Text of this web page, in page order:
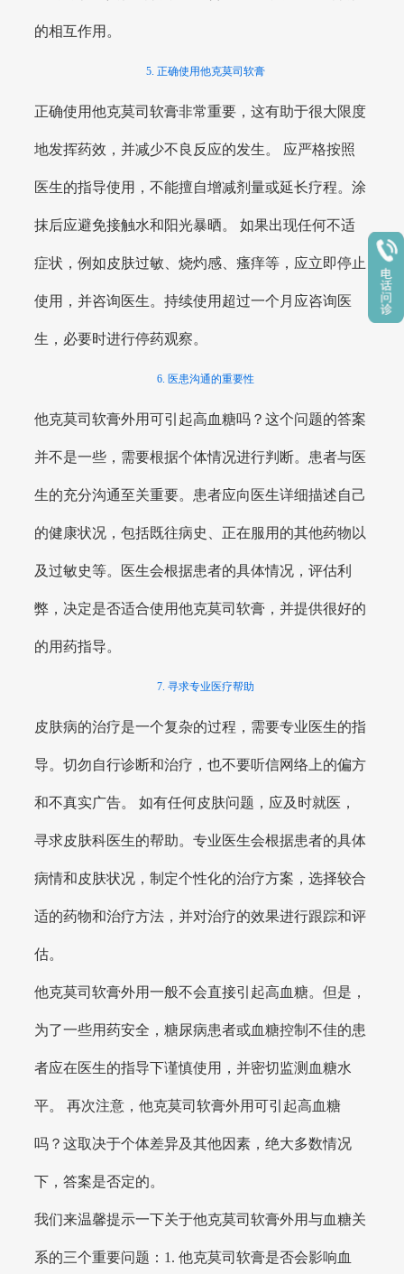
的相互作用。
5. 正确使用他克莫司软膏
正确使用他克莫司软膏非常重要，这有助于很大限度
地发挥药效，并减少不良反应的发生。 应严格按照
医生的指导使用，不能擅自增减剂量或延长疗程。涂
抹后应避免接触水和阳光暴晒。 如果出现任何不适
症状，例如皮肤过敏、烧灼感、瘙痒等，应立即停止
使用，并咨询医生。持续使用超过一个月应咨询医
生，必要时进行停药观察。
6. 医患沟通的重要性
他克莫司软膏外用可引起高血糖吗？这个问题的答案
并不是一些，需要根据个体情况进行判断。患者与医
生的充分沟通至关重要。患者应向医生详细描述自己
的健康状况，包括既往病史、正在服用的其他药物以
及过敏史等。医生会根据患者的具体情况，评估利
弊，决定是否适合使用他克莫司软膏，并提供很好的
的用药指导。
7. 寻求专业医疗帮助
皮肤病的治疗是一个复杂的过程，需要专业医生的指
导。切勿自行诊断和治疗，也不要听信网络上的偏方
和不真实广告。 如有任何皮肤问题，应及时就医，
寻求皮肤科医生的帮助。专业医生会根据患者的具体
病情和皮肤状况，制定个性化的治疗方案，选择较合
适的药物和治疗方法，并对治疗的效果进行跟踪和评
估。
他克莫司软膏外用一般不会直接引起高血糖。但是，
为了一些用药安全，糖尿病患者或血糖控制不佳的患
者应在医生的指导下谨慎使用，并密切监测血糖水
平。 再次注意，他克莫司软膏外用可引起高血糖
吗？这取决于个体差异及其他因素，绝大多数情况
下，答案是否定的。
我们来温馨提示一下关于他克莫司软膏外用与血糖关
系的三个重要问题：1. 他克莫司软膏是否会影响血